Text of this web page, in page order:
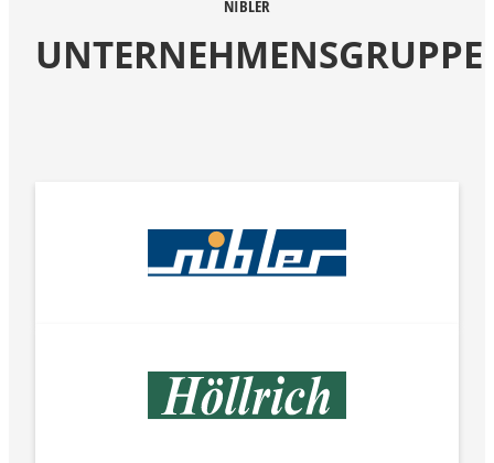
NIBLER
UNTERNEHMENSGRUPPE